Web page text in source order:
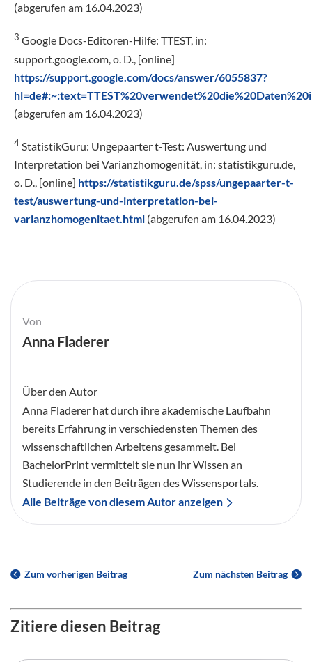
(abgerufen am 16.04.2023)
3 Google Docs-Editoren-Hilfe: TTEST, in:
support.google.com, o. D., [online]
https://support.google.com/docs/answer/6055837?
(abgerufen am 16.04.2023)
4StatistikGuru: Ungepaarter t-Test: Auswertung und
Interpretation bei Varianzhomogenität, in: statistikguru.de,
o. D., [online] https://statistikguru.de/spss/ungepaarter-t-
test/auswertung-und-interpretation-bei-
varianzhomogenitaet.html (abgerufen am 16.04.2023)
Von
Anna Fladerer
Über den Autor
Anna Fladerer hat durch ihre akademische Laufbahn
bereits Erfahrung in verschiedensten Themen des
wissenschaftlichen Arbeitens gesammelt. Bei
BachelorPrint vermittelt sie nun ihr Wissen an
Studierende in den Beiträgen des Wissensportals.
Alle Beiträge von diesem Autor anzeigen
Zum vorherigen Beitrag Zum nächsten Beitrag
Zitiere diesen Beitrag